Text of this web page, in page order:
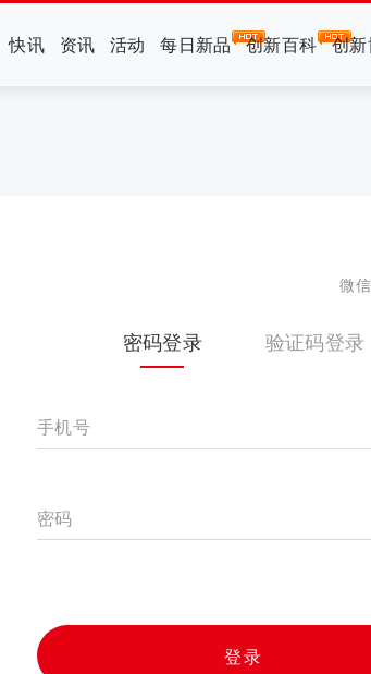
快讯 资讯 活动 每日新品 创新百科 创
微
密码登录 验证码登录
手机号
密码
登录